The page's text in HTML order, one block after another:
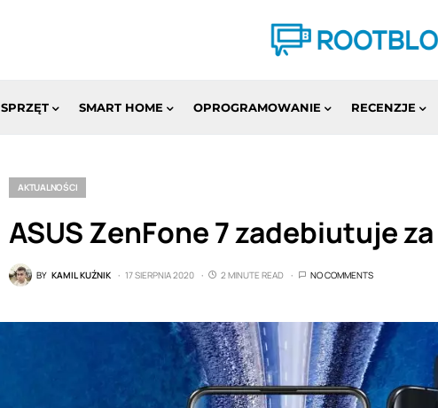
SPRZĘT SMART HOME OPROGRAMOWANIE RECENZJE
AKTUALNOŚCI
ASUS ZenFone 7 zadebiutuje
BY KAMIL KUŹNIK 17 SIERPNIA 2020 2 MINUTE READ NO COMMENTS